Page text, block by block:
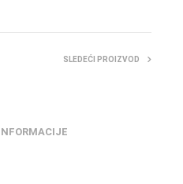
SLEDEĆI PROIZVOD